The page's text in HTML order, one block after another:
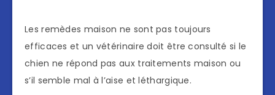
Les remèdes maison ne sont pas toujours
efficaces et un vétérinaire doit être consulté si le
chien ne répond pas aux traitements maison ou
s’il semble mal à l’aise et léthargique.